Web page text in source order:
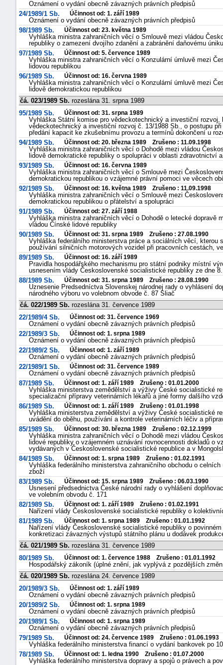
Oznámení o vydání obecně závazných právních předpisů
24/1989/1 Sb.
Účinnost od: 1. září 1989
Oznámení o vydání obecně závazných právních předpisů
98/1989 Sb.
Účinnost od: 23. května 1989
Vyhláška ministra zahraničních věcí o Smlouvě mezi vládou
republiky o zamezení dvojího zdanění a zabránění daňovému
97/1989 Sb.
Účinnost od: 5. července 1989
Vyhláška ministra zahraničních věcí o Konzulární úmluvě mezi
lidovou republikou
96/1989 Sb.
Účinnost od: 16. června 1989
Vyhláška ministra zahraničních věcí o Konzulární úmluvě mezi
lidově demokratickou republikou
čá. 023/1989 Sb. rozeslána 31. srpna 1989
95/1989 Sb.
Účinnost od: 31. srpna 1989
Vyhláška Státní komise pro vědeckotechnický a investiční
vědeckotechnický a investiční rozvoj č. 13/1988 Sb., o postupu
předání kapacit ke zkušebnímu provozu a termínů dokončení u
94/1989 Sb.
Účinnost od: 20. března 1989 Zrušeno : 11.09.1998
Vyhláška ministra zahraničních věcí o Dohodě mezi vládou
lidově demokratické republiky o spolupráci v oblasti zdravotnictví
93/1989 Sb.
Účinnost od: 16. června 1989
Vyhláška ministra zahraničních věcí o Smlouvě mezi
demokratickou republikou o vzájemné právní pomoci ve věcech
92/1989 Sb.
Účinnost od: 16. května 1989 Zrušeno : 11.09.1998
Vyhláška ministra zahraničních věcí o Smlouvě mezi
demokratickou republikou o přátelství a spolupráci
91/1989 Sb.
Účinnost od: 27. září 1988
Vyhláška ministra zahraničních věcí o Dohodě o letecké dopravě
vládou Čínské lidové republiky
90/1989 Sb.
Účinnost od: 31. srpna 1989 Zrušeno : 27.08.1990
Vyhláška federálního ministerstva práce a sociálních věcí, kterou
používání silničních motorových vozidel při pracovních cestách,
89/1989 Sb.
Účinnost od: 16. září 1989
Pravidla hospodářského mechanismu pro státní podniky místní
usnesením vlády Československé socialistické republiky ze dne
88/1989 Sb.
Účinnost od: 31. srpna 1989 Zrušeno : 28.08.1990
Uznesenie Predsedníctva Slovenskej národnej rady o vyhlásení
národného výboru vo volebnom obvode č. 87 Sliač
čá. 022/1989 Sb. rozeslána 31. července 1989
22/1989/4 Sb.
Účinnost od: 31. července 1969
Oznámení o vydání obecně závazných právních předpisů
22/1989/3 Sb.
Účinnost od: 1. srpna 1989
Oznámení o vydání obecně závazných právních předpisů
22/1989/2 Sb.
Účinnost od: 1. září 1989
Oznámení o vydání obecně závazných právních předpisů
22/1989/1 Sb.
Účinnost od: 31. července 1989
Oznámení o vydání obecně závazných právních předpisů
87/1989 Sb.
Účinnost od: 1. září 1989 Zrušeno : 01.01.2000
Vyhláška ministerstva zemědělství a výživy České socialistické
specializační přípravy veterinárních lékařů a jiné formy dalšího
86/1989 Sb.
Účinnost od: 1. září 1989 Zrušeno : 01.01.1998
Vyhláška ministerstva zemědělství a výživy České socialistické
uvádění do oběhu, používání a kontrole veterinárních léčiv a
85/1989 Sb.
Účinnost od: 30. března 1989 Zrušeno : 02.12.1999
Vyhláška ministra zahraničních věcí o Dohodě mezi vládou
lidové republiky o vzájemném uznávání rovnocennosti dokladů o
vydávaných v Československé socialistické republice a v
84/1989 Sb.
Účinnost od: 1. srpna 1989 Zrušeno : 01.02.1991
Vyhláška federálního ministerstva zahraničního obchodu o
zboží
83/1989 Sb.
Účinnost od: 15. srpna 1989 Zrušeno : 06.03.1990
Usnesení předsednictva České národní rady o vyhlášení
ve volebním obvodu č. 171
82/1989 Sb.
Účinnost od: 1. září 1989 Zrušeno : 01.02.1991
Nařízení vlády Československé socialistické republiky o
81/1989 Sb.
Účinnost od: 1. srpna 1989 Zrušeno : 01.01.1992
Nařízení vlády Československé socialistické republiky o
konkretizaci závazných výstupů státního plánu u dodávek
čá. 021/1989 Sb. rozeslána 31. července 1989
80/1989 Sb.
Účinnost od: 1. července 1988 Zrušeno : 01.01.1992
Hospodářský zákoník (úplné znění, jak vyplývá z pozdějších
čá. 020/1989 Sb. rozeslána 24. července 1989
20/1989/3 Sb.
Účinnost od: 1. září 1989
Oznámení o vydání obecně závazných právních předpisů
20/1989/2 Sb.
Účinnost od: 1. srpna 1989
Oznámení o vydání obecně závazných právních předpisů
20/1989/1 Sb.
Účinnost od: 1. srpna 1989
Oznámení o vydání obecně závazných právních předpisů
79/1989 Sb.
Účinnost od: 24. července 1989 Zrušeno : 01.06.1993
Vyhláška federálního ministerstva financí o vydání bankovek po
78/1989 Sb.
Účinnost od: 1. ledna 1990 Zrušeno : 01.07.2000
Vyhláška federálního ministerstva dopravy a spojů o právech a